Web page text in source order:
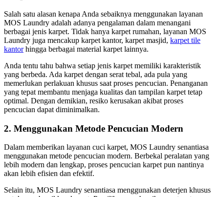
Salah satu alasan kenapa Anda sebaiknya menggunakan layanan
MOS Laundry adalah adanya pengalaman dalam menangani
berbagai jenis karpet. Tidak hanya karpet rumahan, layanan MOS
Laundry juga mencakup karpet kantor, karpet masjid, karpet tile
kantorhingga berbagai material karpet lainnya.
Anda tentu tahu bahwa setiap jenis karpet memiliki karakteristik
yang berbeda. Ada karpet dengan serat tebal, ada pula yang
memerlukan perlakuan khusus saat proses pencucian. Penanganan
yang tepat membantu menjaga kualitas dan tampilan karpet tetap
optimal. Dengan demikian, resiko kerusakan akibat proses
pencucian dapat diminimalkan.
2. Menggunakan Metode Pencucian Modern
Dalam memberikan layanan cuci karpet, MOS Laundry senantiasa
menggunakan metode pencucian modern. Berbekal peralatan yang
lebih modern dan lengkap, proses pencucian karpet pun nantinya
akan lebih efisien dan efektif.
Selain itu, MOS Laundry senantiasa menggunakan deterjen khusus